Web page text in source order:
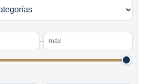
–